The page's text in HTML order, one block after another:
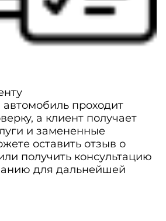
проходит
а клиент получает
и замененные
оставить отзыв о
получить консультацию
для дальнейшей